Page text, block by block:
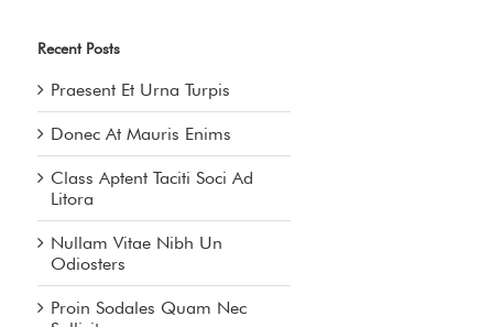
Recent Posts
Praesent Et Urna Turpis
Donec At Mauris Enims
Class Aptent Taciti Soci Ad
Litora
Nullam Vitae Nibh Un
Odiosters
Proin Sodales Quam Nec